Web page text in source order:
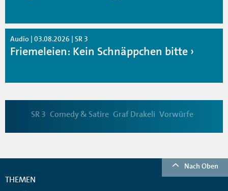
Audio | 03.08.2026 | SR 3
Friemeleien: Kein Schnäppchen bitte
SR 3 Comedy & Satire Graf Drakeli Vorwürfe
Nach Oben
THEMEN